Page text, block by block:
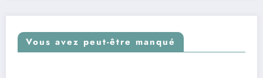
Vous avez peut-être manqué